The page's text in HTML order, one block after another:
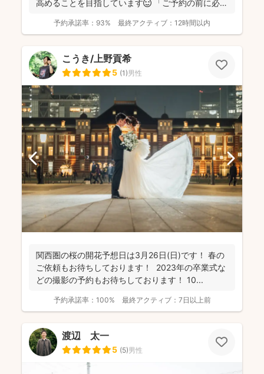
高めることを目指しています😊 「ご予約の前に必ず
予約承諾率： 93% 最終アクティブ： 12時間以内
こうき/上野貢希
5 (1)男性
関西圏の桜の開花予想日は3月26日(日)です！ 春の
ご依頼もお待ちしております！ 2023年の卒業式な
どの撮影の予約もお待ちしております！ 10...
予約承諾率： 100% 最終アクティブ： 7日以上前
渡辺 太一
5 (5)男性